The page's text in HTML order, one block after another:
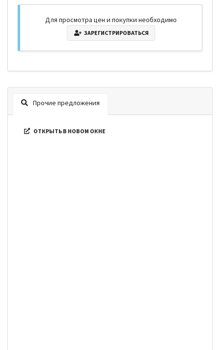
Для просмотра цен и покупки необходимо
ЗАРЕГИСТРИРОВАТЬСЯ
Прочие предложения
ОТКРЫТЬ В НОВОМ ОКНЕ